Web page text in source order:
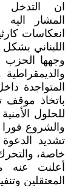
ان التدخل
المشار
انعكاسات
اللبناني
وجهها الحزب
المتواجدة
باتخاذ موقف
للحلول
والشروع
تشديد
خاصة،
أعلنت عنه
المعتقلين